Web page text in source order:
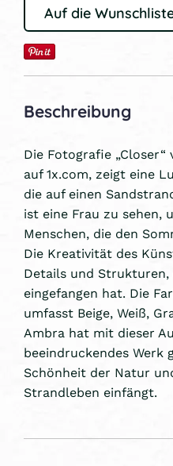
Auf die
Beschreibung
Die Fotografie
auf 1x.com, zeigt eine
die auf einen
ist eine Frau zu sehen,
Menschen, die den
Die Kreativität des
Details und
eingefangen hat. Die
umfasst Beige, Weiß,
Ambra hat mit dieser
beeindruckendes Werk
Schönheit der Natur
Strandleben einfängt.